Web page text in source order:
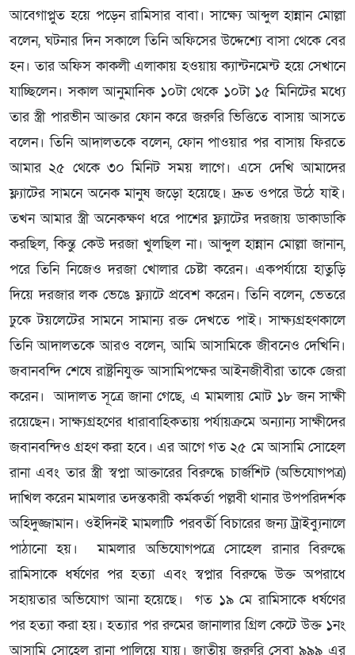
আবেগাপ্লুত হয়ে পড়েন রামিসার বাবা। সাক্ষ্যে আব্দুল হান্নান মোল্লা
বলেন, ঘটনার দিন সকালে তিনি অফিসের উদ্দেশ্যে বাসা থেকে বের
হন। তার অফিস কাকলী এলাকায় হওয়ায় ক্যান্টনমেন্ট হয়ে সেখানে
যাচ্ছিলেন। সকাল আনুমানিক ১০টা থেকে ১০টা ১৫ মিনিটের মধ্যে
তার স্ত্রী পারভীন আক্তার ফোন করে জরুরি ভিত্তিতে বাসায় আসতে
বলেন। তিনি আদালতকে বলেন, ফোন পাওয়ার পর বাসায় ফিরতে
আমার ২৫ থেকে ৩০ মিনিট সময় লাগে। এসে দেখি আমাদের
ফ্ল্যাটের সামনে অনেক মানুষ জড়ো হয়েছে। দ্রুত ওপরে উঠে যাই।
তখন আমার স্ত্রী অনেকক্ষণ ধরে পাশের ফ্ল্যাটের দরজায় ডাকাডাকি
করছিল, কিন্তু কেউ দরজা খুলছিল না। আব্দুল হান্নান মোল্লা জানান,
পরে তিনি নিজেও দরজা খোলার চেষ্টা করেন। একপর্যায়ে হাতুড়ি
দিয়ে দরজার লক ভেঙে ফ্ল্যাটে প্রবেশ করেন। তিনি বলেন, ভেতরে
ঢুকে টয়লেটের সামনে সামান্য রক্ত দেখতে পাই। সাক্ষ্যগ্রহণকালে
তিনি আদালতকে আরও বলেন, আমি আসামিকে জীবনেও দেখিনি।
জবানবন্দি শেষে রাষ্ট্রনিযুক্ত আসামিপক্ষের আইনজীবীরা তাকে জেরা
করেন। আদালত সূত্রে জানা গেছে, এ মামলায় মোট ১৮ জন সাক্ষী
রয়েছেন। সাক্ষ্যগ্রহণের ধারাবাহিকতায় পর্যায়ক্রমে অন্যান্য সাক্ষীদের
জবানবন্দিও গ্রহণ করা হবে। এর আগে গত ২৫ মে আসামি সোহেল
রানা এবং তার স্ত্রী স্বপ্না আক্তারের বিরুদ্ধে চার্জশিট (অভিযোগপত্র)
দাখিল করেন মামলার তদন্তকারী কর্মকর্তা পল্লবী থানার উপপরিদর্শক
অহিদুজ্জামান। ওইদিনই মামলাটি পরবর্তী বিচারের জন্য ট্রাইব্যুনালে
পাঠানো হয়। মামলার অভিযোগপত্রে সোহেল রানার বিরুদ্ধে
রামিসাকে ধর্ষণের পর হত্যা এবং স্বপ্নার বিরুদ্ধে উক্ত অপরাধে
সহায়তার অভিযোগ আনা হয়েছে। গত ১৯ মে রামিসাকে ধর্ষণের
পর হত্যা করা হয়। হত্যার পর রুমের জানালার গ্রিল কেটে উক্ত ১নং
আসামি সোহেল রানা পালিয়ে যায়। জাতীয় জরুরি সেবা ৯৯৯ এর